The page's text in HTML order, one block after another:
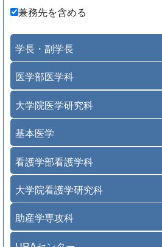
兼務先を含める
学長・副学長
医学部医学科
大学院医学研究科
基本医学
看護学部看護学科
大学院看護学研究科
助産学専攻科